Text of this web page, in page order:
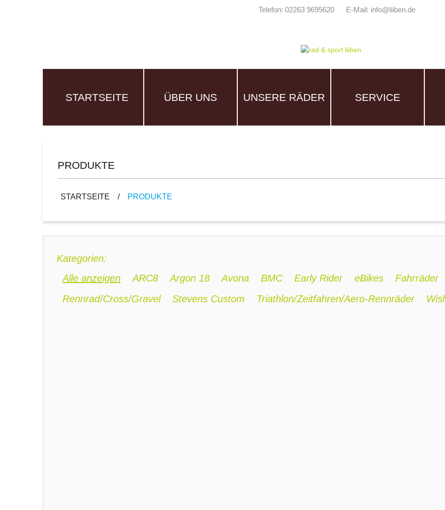
Telefon: 02263 9695620 E-Mail: info@liiben.de
STARTSEITE ÜBER UNS UNSERE RÄDER SERVICE
PRODUKTE
STARTSEITE / PRODUKTE
Kategorien:
Alle anzeigen
ARC8 Argon 18 Avona BMC Early Rider eBikes Fahrräder
Rennrad/Cross/Gravel
Stevens Custom Triathlon/Zeitfahren/Aero-Rennräder